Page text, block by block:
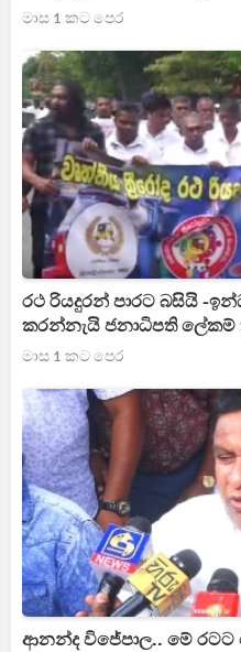
අත්හරින්න බෑ කියයි
මාස 1 කට පෙර
රථ රියදුරන් පාරට බසියි -
කරන්නැයි ජනාධිපති ලේකම්
මාස 1 කට පෙර
ආනන්ද විජේපාල.. මේ